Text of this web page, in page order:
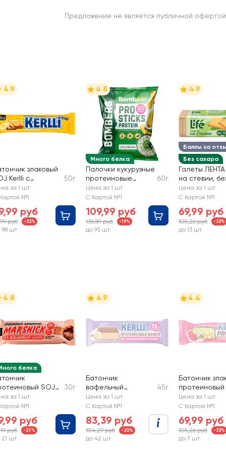
Предложение не является публичной офертой
4.9
злаковый
Kerlli с
в
50г
за 1 шт
№1
руб
руб -32%
98 шт
Много белка
4.8
Палочки кукурузные
протеиновые
BOMBBAR со
вкусом лук и
60г
Цена за 1 шт
С Картой №1
109,99 руб
136,89 руб -19%
до 95 шт
Баллы за
Без сахара
4.9
Галеты ЛЕНТА
на стевии,
сахара
Цена за 1 шт
С Картой №1
69,99 руб
105,26 руб -33%
до 13 шт
белка
4.8
SOJ
со вкусом
без
30г
за 1 шт
№1
руб
руб -27%
21 шт
4.9
Батончик
вафельный
протеиновый KERLLI
со вкусом ванили,
45г
Цена за 1 шт
С Картой №1
83,39 руб
104,29 руб -20%
до 42 шт
4.4
Батончик
протеиновый
со вкусом
фисташки, без
Цена за 1 шт
С Картой №1
69,99 руб
105,26 руб -33%
до 7 шт